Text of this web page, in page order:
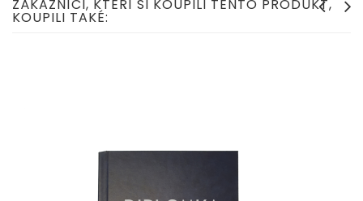
ZÁKAZNÍCI, KTEŘÍ SI KOUPILI TENTO PRODUKT,
KOUPILI TAKÉ: